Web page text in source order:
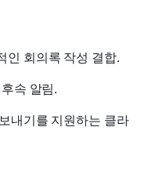
인 회의록 작성 결합.
속 알림.
내기를 지원하는 클라